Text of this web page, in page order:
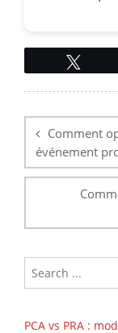
de
l’articleComment
événement
PCA vs PRA :